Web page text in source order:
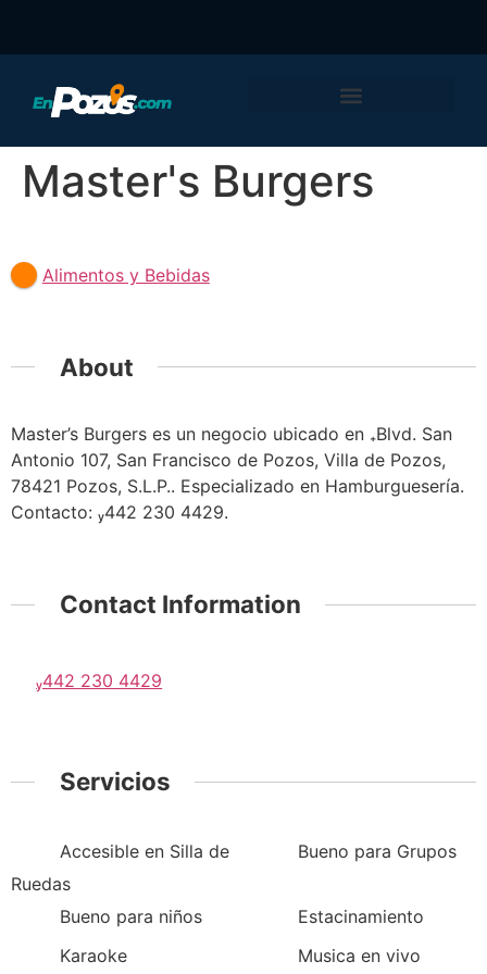
Master's Burgers
Alimentos y Bebidas
About
Master’s Burgers es un negocio ubicado en Blvd. San
Antonio 107, San Francisco de Pozos, Villa de Pozos,
78421 Pozos, S.L.P.. Especializado en Hamburguesería.
Contacto: 442 230 4429.
Contact Information
442 230 4429
Servicios
Accesible en Silla de
Ruedas
Bueno para Grupos
Bueno para niños
Estacinamiento
Karaoke
Musica en vivo